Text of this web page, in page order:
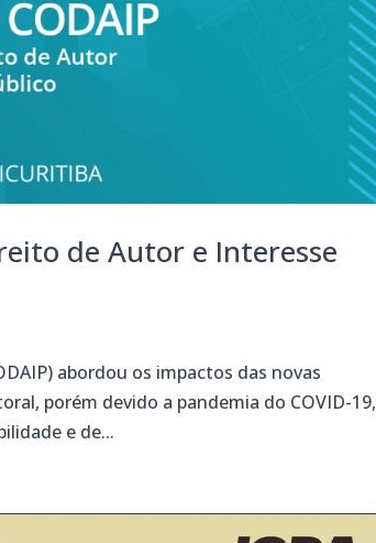
de Autor e Interesse
abordou os impactos das novas
porém devido a pandemia do COVID-19,
e de...